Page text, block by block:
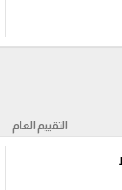
التقييم العام